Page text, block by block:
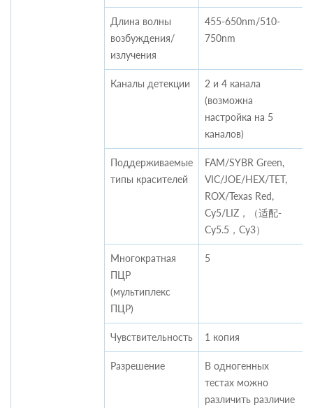
Длина волны
возбуждения/
излучения
455-650nm/510-
750nm
Каналы детекции
2 и 4 канала
(возможна
настройка на 5
каналов)
Поддерживаемые
типы красителей
FAM/SYBR Green,
VIC/JOE/HEX/TET,
ROX/Texas Red,
Cy5/LIZ，（适配-
Cy5.5，Cy3）
Многократная
ПЦР
(мультиплекс
ПЦР)
5
Чувствительность 1 копия
Разрешение
В одногенных
тестах можно
различить различие